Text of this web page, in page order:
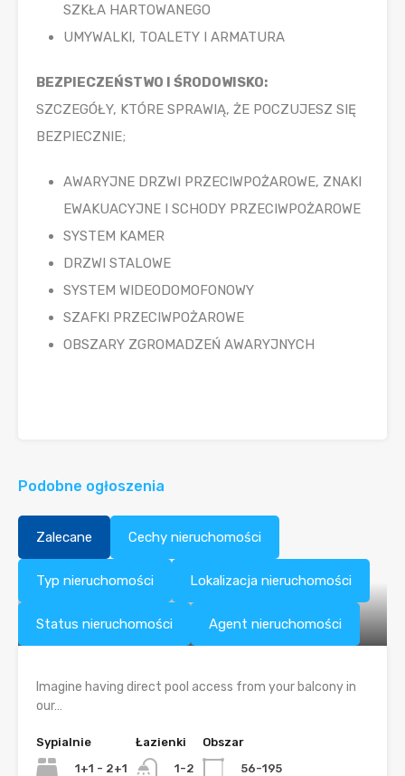
SZKŁA HARTOWANEGO
UMYWALKI, TOALETY I ARMATURA
BEZPIECZEŃSTWO I ŚRODOWISKO:
SZCZEGÓŁY, KTÓRE SPRAWIĄ, ŻE POCZUJESZ SIĘ
BEZPIECZNIE;
AWARYJNE DRZWI PRZECIWPOŻAROWE, ZNAKI
EWAKUACYJNE I SCHODY PRZECIWPOŻAROWE
SYSTEM KAMER
DRZWI STALOWE
SYSTEM WIDEODOMOFONOWY
SZAFKI PRZECIWPOŻAROWE
OBSZARY ZGROMADZEŃ AWARYJNYCH
Podobne ogłoszenia
Zalecane Cechy nieruchomości
Typ nieruchomości Lokalizacja nieruchomości
Status nieruchomości Agent nieruchomości
Imagine having direct pool access from your balcony in
our…
Sypialnie
1+1 - 2+1
Łazienki
1-2
Obszar
56-195